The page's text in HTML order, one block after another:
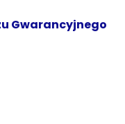
Gwarancyjnego